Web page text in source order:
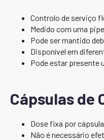
Controlo de serviço
Medido com uma
Pode ser mantido
Disponível em
Pode estar presente
Cápsulas de
Dose fixa por cápsula
Não é necessário